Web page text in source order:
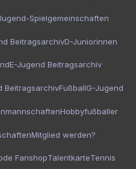
Spielgemeinschaften
BeitragsarchivD-Juniorinnen
E-Jugend Beitragsarchiv
BeitragsarchivFußballG-Jugend
Hobbyfußballer
Mitglied werden?
FanshopTalentkarteTennis